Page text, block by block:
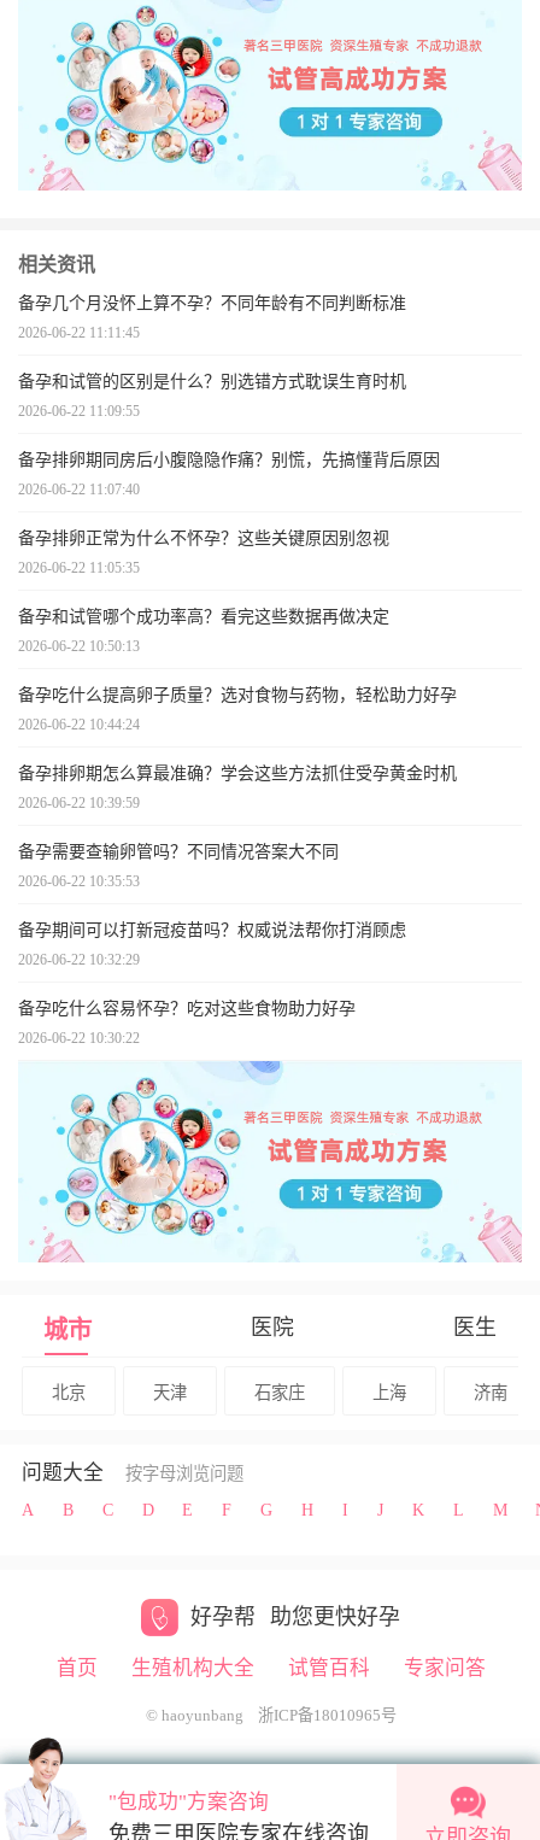
相关资讯
备孕几个月没怀上算不孕？不同年龄有不同判断标准
2026-06-22 11:11:45
备孕和试管的区别是什么？别选错方式耽误生育时机
2026-06-22 11:09:55
备孕排卵期同房后小腹隐隐作痛？别慌，先搞懂背后原因
2026-06-22 11:07:40
备孕排卵正常为什么不怀孕？这些关键原因别忽视
2026-06-22 11:05:35
备孕和试管哪个成功率高？看完这些数据再做决定
2026-06-22 10:50:13
备孕吃什么提高卵子质量？选对食物与药物，轻松助力好孕
2026-06-22 10:44:24
备孕排卵期怎么算最准确？学会这些方法抓住受孕黄金时机
2026-06-22 10:39:59
备孕需要查输卵管吗？不同情况答案大不同
2026-06-22 10:35:53
备孕期间可以打新冠疫苗吗？权威说法帮你打消顾虑
2026-06-22 10:32:29
备孕吃什么容易怀孕？吃对这些食物助力好孕
2026-06-22 10:30:22
"包成功"方案咨询
免费三甲医院专家在线咨询
城市 医院 医生
北京 天津 石家庄 上海 济南
问题大全
按字母浏览问题
A
B C D E F G H I J K L M
好孕帮 助您更快好孕
首页 生殖机构大全 试管百科 专家问答
© haoyunbang 浙ICP备18010965号
"包成功"方案咨询
免费三甲医院专家在线咨询